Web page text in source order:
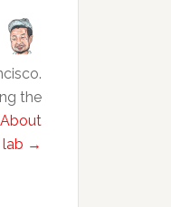
the
About
lab →